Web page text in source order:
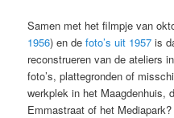
Samen met het filmpje van
1956) en defoto’s uit 1957 is
reconstrueren van de ateliers
foto’s, plattegronden of
werkplek in het Maagdenhuis,
Emmastraat of het